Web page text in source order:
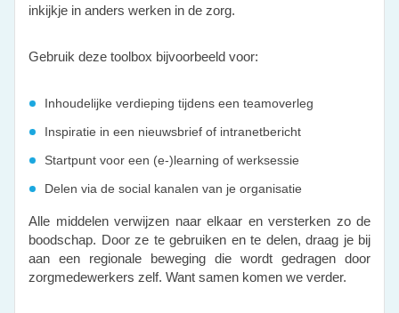
inkijkje in anders werken in de zorg.
Gebruik deze toolbox bijvoorbeeld voor:
Inhoudelijke verdieping tijdens een teamoverleg
Inspiratie in een nieuwsbrief of intranetbericht
Startpunt voor een (e-)learning of werksessie
Delen via de social kanalen van je organisatie
Alle middelen verwijzen naar elkaar en versterken zo de
boodschap. Door ze te gebruiken en te delen, draag je bij
aan een regionale beweging die wordt gedragen door
zorgmedewerkers zelf. Want samen komen we verder.